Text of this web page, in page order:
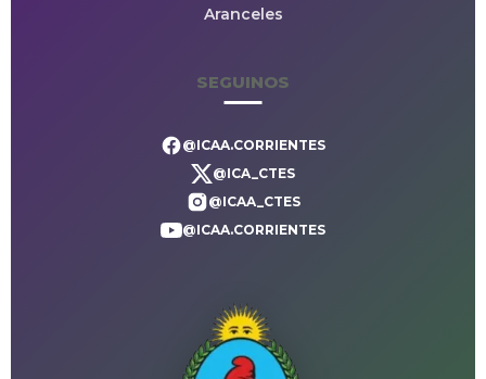
Aranceles
SEGUINOS
@ICAA.CORRIENTES
@ICA_CTES
@ICAA_CTES
@ICAA.CORRIENTES